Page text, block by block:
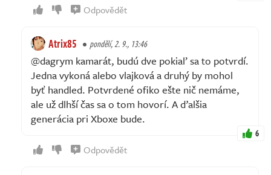
Odpovědět
Atrix85 pondělí, 2. 9., 13:46
@dagrym kamarát, budú dve pokiaľ sa to potvrdí.
Jedna vykoná alebo vlajková a druhý by mohol
byť handled. Potvrdené ofiko ešte nič nemáme,
ale už dlhší čas sa o tom hovorí. A ďalšia
generácia pri Xboxe bude.
6
Odpovědět